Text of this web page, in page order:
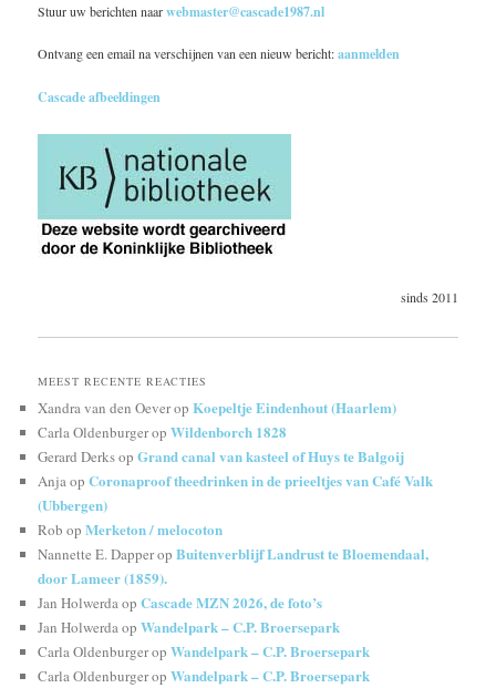
Stuur uw berichten naarwebmaster@cascade1987.nl
Ontvang een email na verschijnen van een nieuw bericht:aanmelden
Cascade afbeeldingen
sinds 2011
MEEST RECENTE REACTIES
Xandra van den OeveropKoepeltje Eindenhout (Haarlem)
Carla OldenburgeropWildenborch 1828
Gerard DerksopGrand canal van kasteel of Huys te Balgoij
AnjaopCoronaproof theedrinken in de prieeltjes van Café Valk
(Ubbergen)
Rob opMerketon / melocoton
Nannette E. DapperopBuitenverblijf Landrust te Bloemendaal,
door Lameer (1859).
Jan HolwerdaopCascade MZN 2026, de foto’s
Jan HolwerdaopWandelpark – C.P. Broersepark
Carla OldenburgeropWandelpark – C.P. Broersepark
Carla OldenburgeropWandelpark – C.P. Broersepark